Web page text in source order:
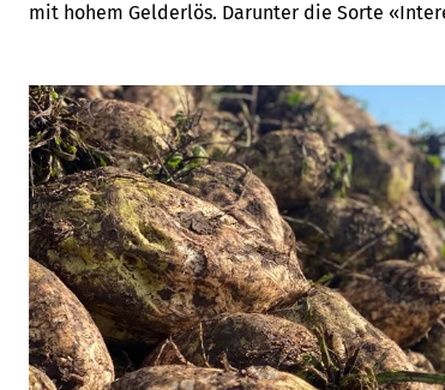
mit hohem Gelderlös. Darunter die Sorte